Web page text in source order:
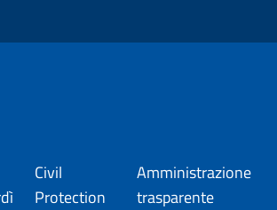
Civil
Protection
Amministrazione
trasparente